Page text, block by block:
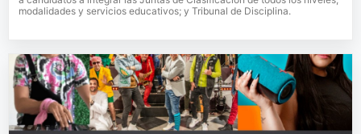
modalidades y servicios educativos; y Tribunal de Disciplina.